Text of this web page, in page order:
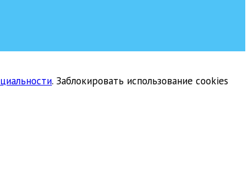
. Заблокировать использование cookies